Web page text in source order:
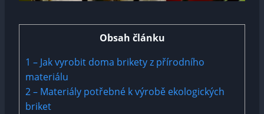
Obsah článku
1 – Jak vyrobit doma brikety z přírodního
materiálu
2– Materiály potřebné k výrobě ekologických
briket